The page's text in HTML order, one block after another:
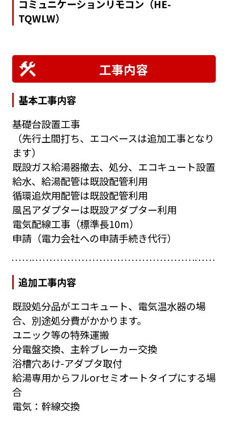
コミュニケーションリモコン（HE-
TQWLW）
工事内容
基本工事内容
基礎台設置工事
（先行土間打ち、エコベースは追加工事となり
ます）
既設ガス給湯器撤去、処分、エコキュート設置
給水、給湯配管は既設配管利用
循環追炊用配管は既設配管利用
風呂アダプターは既設アダプター利用
電気配線工事（標準長10m）
申請（電力会社への申請手続き代行）
追加工事内容
既設処分品がエコキュート、電気温水器の場
合、別途処分費がかかります。
ユニック等の特殊運搬
分電盤交換、主幹ブレーカー交換
浴槽穴あけ-アダプタ取付
給湯専用からフルorセミオートタイプにする場
合
電気：幹線交換